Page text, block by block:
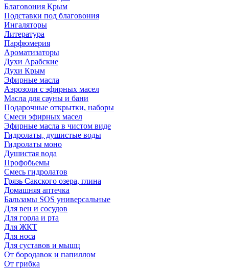
Благовония Крым
Подставки под благовония
Ингаляторы
Литература
Парфюмерия
Ароматизаторы
Духи Арабские
Духи Крым
Эфирные масла
Аэрозоли с эфирных масел
Масла для сауны и бани
Подарочные открытки, наборы
Смеси эфирных масел
Эфирные масла в чистом виде
Гидролаты, душистые воды
Гидролаты моно
Душистая вода
Профобьемы
Смесь гидролатов
Грязь Сакского озера, глина
Домашняя аптечка
Бальзамы SOS универсальные
Для вен и сосудов
Для горла и рта
Для ЖКТ
Для носа
Для суставов и мышц
От бородавок и папиллом
От грибка